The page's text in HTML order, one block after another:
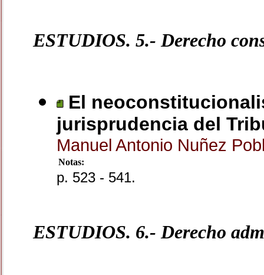
ESTUDIOS. 5.- Derecho
El
jurisprudencia del
Manuel Antonio Nuñez
Notas:
p. 523 - 541.
ESTUDIOS. 6.- Derecho